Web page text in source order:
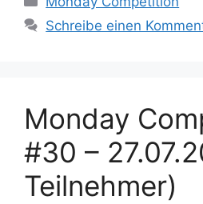
Schreibe einen
Monday
#30 –
Teilnehmer)